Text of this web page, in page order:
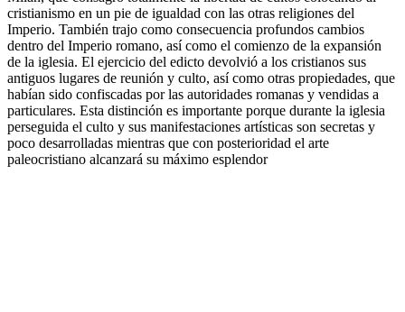
cristianismo en un pie de igualdad con las otras religiones del
Imperio. También trajo como consecuencia profundos cambios
dentro del Imperio romano, así como el comienzo de la expansión
de la iglesia. El ejercicio del edicto devolvió a los cristianos sus
antiguos lugares de reunión y culto, así como otras propiedades, que
habían sido confiscadas por las autoridades romanas y vendidas a
particulares. Esta distinción es importante porque durante la iglesia
perseguida el culto y sus manifestaciones artísticas son secretas y
poco desarrolladas mientras que con posterioridad el arte
paleocristiano alcanzará su máximo esplendor